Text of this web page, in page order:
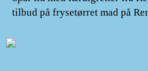
tilbud på frysetørret mad på